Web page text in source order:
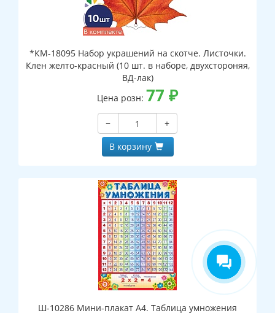
*КМ-18095 Набор украшений на скотче. Листочки.
Клен желто-красный (10 шт. в наборе, двухстороняя,
ВД-лак)
Цена розн: 77 ₽
−
+
В корзину
Ш-10286 Мини-плакат А4. Таблица умножения